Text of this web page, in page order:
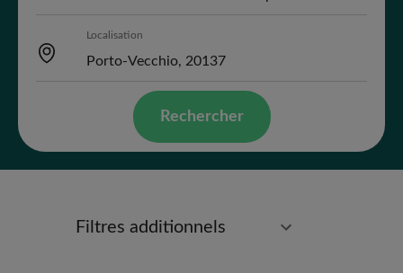
Localisation
Rechercher
Filtres additionnels